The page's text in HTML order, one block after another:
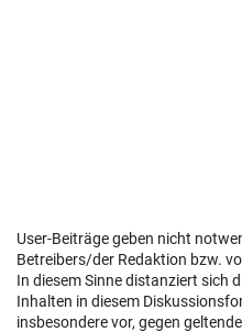
User-Beiträge geben nicht
Betreibers/der Redaktion bzw.
In diesem Sinne distanziert sich
Inhalten in diesem
insbesondere vor, gegen